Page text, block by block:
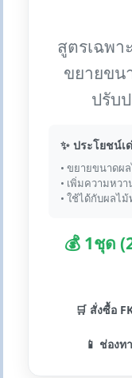
สูตรเฉพ
ขยายขน
ปรับ
✨ ประโยชน์เ
• ขยายขนาดผ
• เพิ่มความหว
• ใช้ได้กับผลไ
💰 1ชุด
🛒 สั่งซื้อ
📱 ช่องท